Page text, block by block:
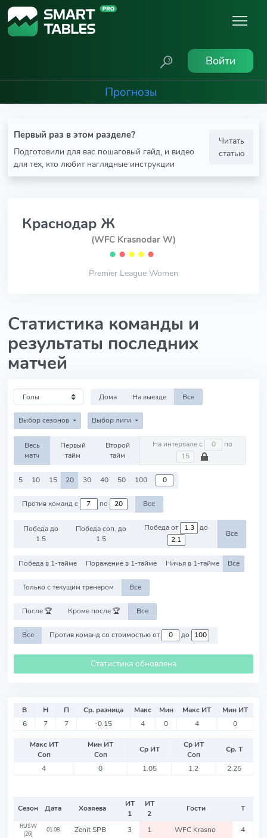
Войти
Прогнозы
Первый раз в этом разделе?
Подготовили для вас пошаговый гайд, и видео
для тех, кто любит наглядные инструкции
Читать
статью
Краснодар Ж
(WFC Krasnodar W)
⬤ ⬤ ⬤ ⬤ ⬤
Premier League Women
Статистика команды и
результаты последних
матчей
Дома На выезде Все
Выбор сезонов Выбор лиги
Весь
матч
Первый
тайм
Второй
тайм
На интервале с по
5 10 15 20 30 40 50 100
Против команд с по Все
Победа до
1.5
Победа соп. до
1.5
Победа от до
Все
Победа в 1-тайме Поражение в 1-тайме Ничья в 1-тайме Все
Только с текущим тренером Все
После 🏆 Кроме после 🏆 Все
Все Против команд со стоимостью от до
Статистика обновлена
В Н П Ср. разница Макс Мин Макс ИТ
Мин ИТ
6
7 7 -0.15 4 0 4 0
Макс ИТ
Соп
Мин ИТ
Соп
Ср ИТ
Ср ИТ
Соп
Ср. Т
4
0 1.05 1.2 2.25
Сезон Дата Хозяева
ИТ
1
ИТ
2
Гости Т
RUSW
(26)
01.08 Zenit SPB 3 1 WFC Krasno 4